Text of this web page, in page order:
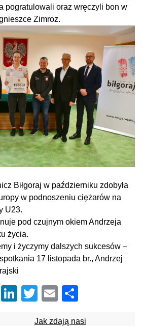
pogratulowali oraz wręczyli bon w
Zimroz.
Biłgoraj w październiku zdobyła
w podnoszeniu ciężarów na
U23.
pod czujnym okiem Andrzeja
życia.
i życzymy dalszych sukcesów –
17 listopada br., Andrzej
Facebook
LinkedIn
Twitter
Email
Jak zdają nasi